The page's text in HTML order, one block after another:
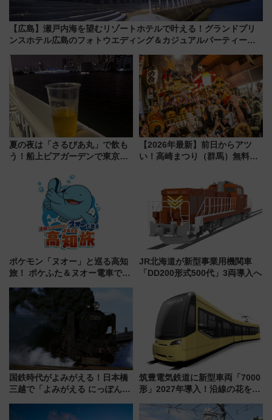
【広島】瀬戸内海を望むリゾートホテルで叶える！グランドプリ
ンスホテル広島のフォトウエディング＆カジュアルパーティープ
夏の夜は「さるびあ丸」で飲も
う！船上ビアガーデンで東京湾
杯……工場直送生ビールや島グ
ルメが美味い
【2026年最新】前日からアツ
い！高崎まつり（群馬）無料観
ポケモン「ヌオー」と巡る高知
旅！ ポケふた＆ヌオー電車で楽
路の絶景と絶品グルメを満喫！
（7月18日スタート）
JR北海道が新型事業用機関車
「DD200形式500代」3両導入へ
国鉄時代がよみがえる！日本橋
三越で「よみがえる にっぽんの
敬の名作写真も、駅弁フェスも
筑豊電気鉄道に新型車両「7000
形」2027年導入！沿線の花をイ
内は落ち着いたゆとりある空間